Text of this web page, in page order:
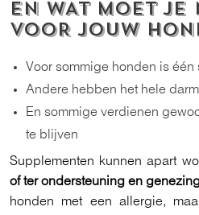
EN WAT MOET JE
VOOR JOUW
Voor sommige honden is
Andere hebben het hele
En sommige verdienen
te blijven
Supplementen kunnen apart
of ter ondersteuning en
honden met
een allergie,